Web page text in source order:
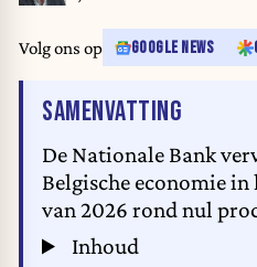
Volg ons op GOOGLE NEWS
SAMENVATTING
De Nationale Bank
Belgische economie
van 2026 rond nul
Inhoud